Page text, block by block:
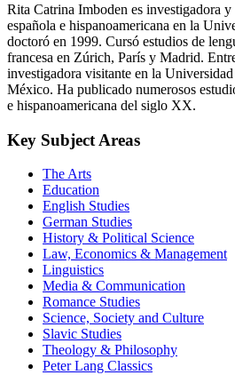
Rita Catrina Imboden es investigadora y
española e hispanoamericana en la
doctoró en 1999. Cursó estudios de
francesa en Zúrich, París y Madrid.
investigadora visitante en la
México. Ha publicado numerosos
e hispanoamericana del siglo XX.
Key Subject Areas
The Arts
Education
English Studies
German Studies
History & Political Science
Law, Economics & Management
Linguistics
Media & Communication
Romance Studies
Science, Society and Culture
Slavic Studies
Theology & Philosophy
Peter Lang Classics